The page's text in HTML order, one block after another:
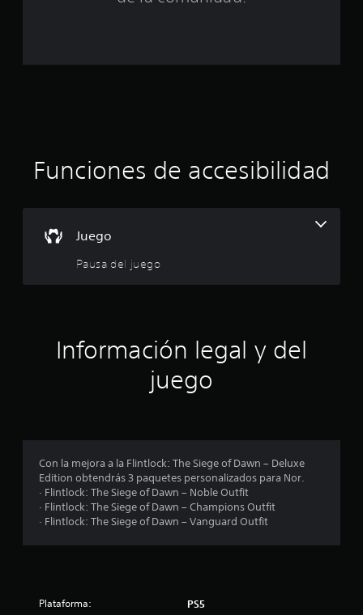
i
n
t
l
l
Funciones de accesibilidad
Juego
Pausa del juego
Información legal y del
juego
Con la mejora a la Flintlock: The Siege of Dawn – Deluxe
Edition obtendrás 3 paquetes personalizados para Nor.
· Flintlock: The Siege of Dawn – Noble Outfit
· Flintlock: The Siege of Dawn – Champions Outfit
· Flintlock: The Siege of Dawn – Vanguard Outfit
Plataforma: PS5